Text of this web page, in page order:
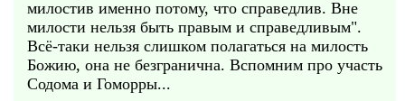
милостив именно потому, что справедлив. Вне
милости нельзя быть правым и справедливым".
Всё-таки нельзя слишком полагаться на милость
Божию, она не безгранична. Вспомним про участь
Содома и Гоморры...